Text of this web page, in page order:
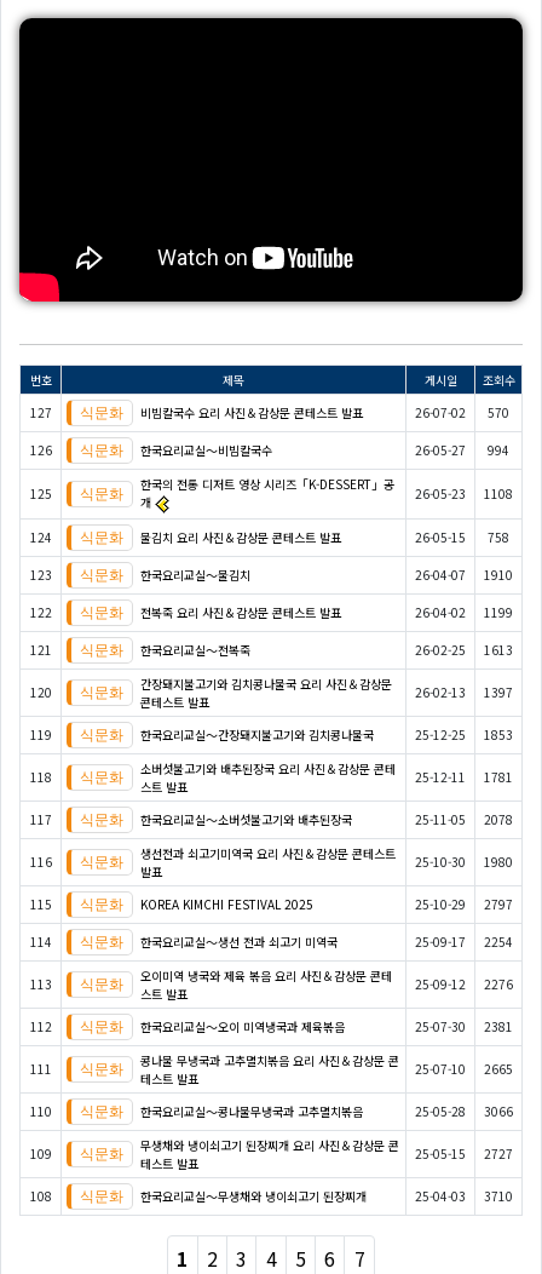
번호 제목 게시일
조회수
127
비빔칼국수 요리 사진＆감상문 콘테스트 발표 26-07-02 570
126 한국요리교실〜비빔칼국수 26-05-27 994
125
한국의 전통 디저트 영상 시리즈「K-DESSERT」공
개
26-05-23 1108
124 물김치 요리 사진＆감상문 콘테스트 발표 26-05-15 758
123 한국요리교실〜물김치 26-04-07 1910
122 전복죽 요리 사진＆감상문 콘테스트 발표 26-04-02 1199
121 한국요리교실〜전복죽 26-02-25 1613
120
간장돼지불고기와 김치콩나물국 요리 사진＆감상문
콘테스트 발표
26-02-13 1397
119 한국요리교실〜간장돼지불고기와 김치콩나물국 25-12-25 1853
118
소버섯불고기와 배추된장국 요리 사진＆감상문 콘테
스트 발표
25-12-11 1781
117 한국요리교실〜소버섯불고기와 배추된장국 25-11-05 2078
116
생선전과 쇠고기미역국 요리 사진＆감상문 콘테스트
발표
25-10-30 1980
115 KOREA KIMCHI FESTIVAL 2025 25-10-29 2797
114 한국요리교실〜생선 전과 쇠고기 미역국 25-09-17 2254
113
오이미역 냉국와 제육 볶음 요리 사진＆감상문 콘테
스트 발표
25-09-12 2276
112 한국요리교실〜오이 미역냉국과 제육볶음 25-07-30 2381
111
콩나물 무냉국과 고추멸치볶음 요리 사진＆감상문 콘
테스트 발표
25-07-10 2665
110 한국요리교실〜콩나물무냉국과 고추멸치볶음 25-05-28 3066
109
무생채와 냉이쇠고기 된장찌개 요리 사진＆감상문 콘
테스트 발표
25-05-15 2727
108 한국요리교실〜무생채와 냉이쇠고기 된장찌개 25-04-03 3710
1 2 3 4 5 6 7